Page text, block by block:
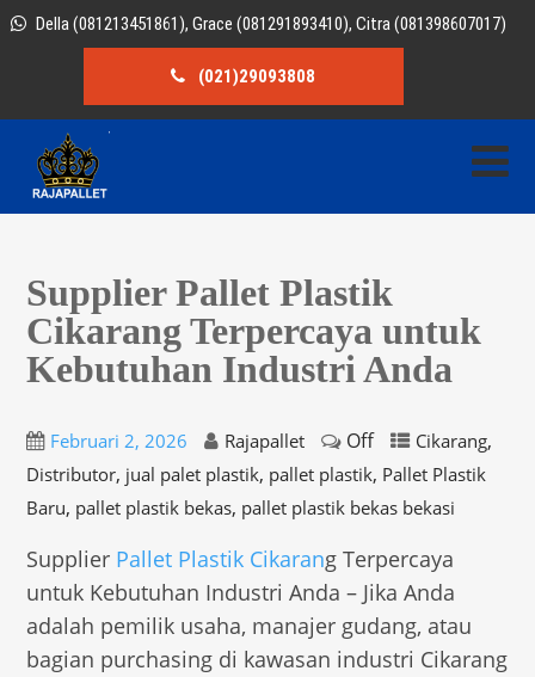
Della (081213451861), Grace (081291893410), Citra (081398607017)
(021)29093808
Supplier Pallet Plastik
Cikarang Terpercaya untuk
Kebutuhan Industri Anda
Februari 2, 2026 Rajapallet Off Cikarang,
Distributor, jual palet plastik, pallet plastik, Pallet Plastik
Baru, pallet plastik bekas, pallet plastik bekas bekasi
Supplier Pallet Plastik Cikarang Terpercaya
untuk Kebutuhan Industri Anda – Jika Anda
adalah pemilik usaha, manajer gudang, atau
bagian purchasing di kawasan industri Cikarang